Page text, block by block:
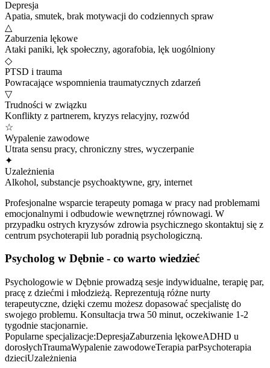
Depresja
Apatia, smutek, brak motywacji do codziennych spraw
△
Zaburzenia lękowe
Ataki paniki, lęk społeczny, agorafobia, lęk uogólniony
◇
PTSD i trauma
Powracające wspomnienia traumatycznych zdarzeń
▽
Trudności w związku
Konflikty z partnerem, kryzys relacyjny, rozwód
☆
Wypalenie zawodowe
Utrata sensu pracy, chroniczny stres, wyczerpanie
✦
Uzależnienia
Alkohol, substancje psychoaktywne, gry, internet
Profesjonalne wsparcie terapeuty pomaga w pracy nad problemami
emocjonalnymi i odbudowie wewnętrznej równowagi. W
przypadku ostrych kryzysów zdrowia psychicznego skontaktuj się z
centrum psychoterapii lub poradnią psychologiczną.
Psycholog w Dębnie - co warto wiedzieć
Psychologowie w Dębnie prowadzą sesje indywidualne, terapię par,
pracę z dziećmi i młodzieżą. Reprezentują różne nurty
terapeutyczne, dzięki czemu możesz dopasować specjalistę do
swojego problemu. Konsultacja trwa 50 minut, oczekiwanie 1-2
tygodnie stacjonarnie.
Popularne specjalizacje:DepresjaZaburzenia lękoweADHD u
dorosłychTraumaWypalenie zawodoweTerapia parPsychoterapia
dzieciUzależnienia